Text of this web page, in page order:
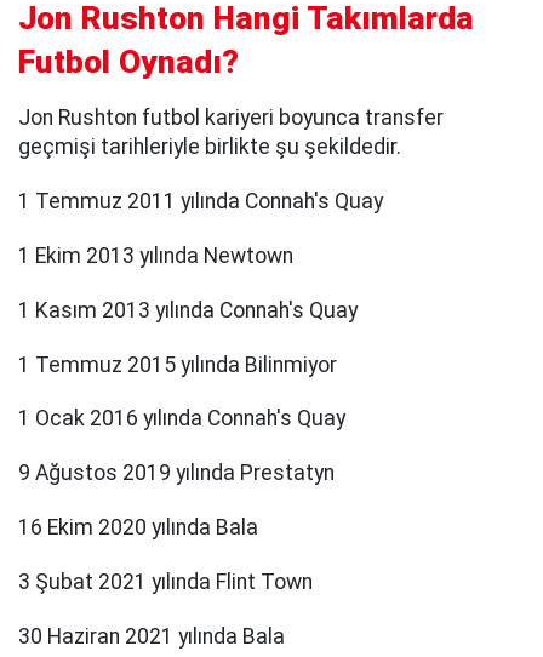
Jon Rushton Hangi Takımlarda
Futbol Oynadı?
Jon Rushton futbol kariyeri boyunca transfer
geçmişi tarihleriyle birlikte şu şekildedir.
1 Temmuz 2011 yılında Connah's Quay
1 Ekim 2013 yılında Newtown
1 Kasım 2013 yılında Connah's Quay
1 Temmuz 2015 yılında Bilinmiyor
1 Ocak 2016 yılında Connah's Quay
9 Ağustos 2019 yılında Prestatyn
16 Ekim 2020 yılında Bala
3 Şubat 2021 yılında Flint Town
30 Haziran 2021 yılında Bala